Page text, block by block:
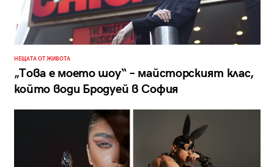
НЕЩАТА ОТ ЖИВОТА
„Това е моето шоу“ – майсторският клас,
който води Бродуей в София